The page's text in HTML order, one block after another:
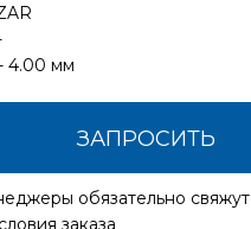
4.00 мм
ЗАПРОСИТЬ
СТОИМОСТЬ
обязательно
заказа